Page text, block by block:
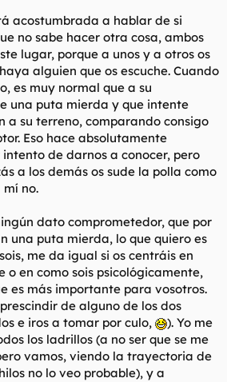
acostumbrada a hablar de si
no sabe hacer otra cosa, ambos
lugar, porque a unos y a otros os
alguien que os escuche. Cuando
es muy normal que a su
una puta mierda y que intente
a su terreno, comparando consigo
Eso hace absolutamente
de darnos a conocer, pero
a los demás os sude la polla como
mí no.
dato comprometedor, que por
una puta mierda, lo que quiero es
me da igual si os centráis en
o en como sois psicológicamente,
es más importante para vosotros.
de alguno de los dos
e iros a tomar por culo,
). Yo me
los ladrillos (a no ser que se me
vamos, viendo la trayectoria de
no lo veo probable), y a